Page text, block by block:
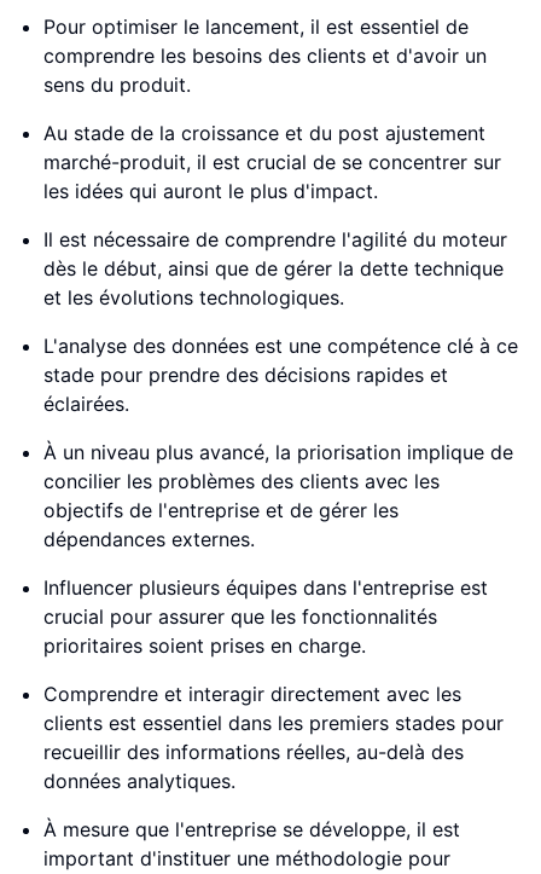
Pour optimiser le lancement, il est essentiel de
comprendre les besoins des clients et d'avoir un
sens du produit.
Au stade de la croissance et du post ajustement
marché-produit, il est crucial de se concentrer sur
les idées qui auront le plus d'impact.
Il est nécessaire de comprendre l'agilité du moteur
dès le début, ainsi que de gérer la dette technique
et les évolutions technologiques.
L'analyse des données est une compétence clé à ce
stade pour prendre des décisions rapides et
éclairées.
À un niveau plus avancé, la priorisation implique de
concilier les problèmes des clients avec les
objectifs de l'entreprise et de gérer les
dépendances externes.
Influencer plusieurs équipes dans l'entreprise est
crucial pour assurer que les fonctionnalités
prioritaires soient prises en charge.
Comprendre et interagir directement avec les
clients est essentiel dans les premiers stades pour
recueillir des informations réelles, au-delà des
données analytiques.
À mesure que l'entreprise se développe, il est
important d'instituer une méthodologie pour